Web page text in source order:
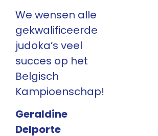
We wensen alle
gekwalificeerde
judoka’s veel
succes op het
Belgisch
Kampioenschap!
Geraldine
Delporte